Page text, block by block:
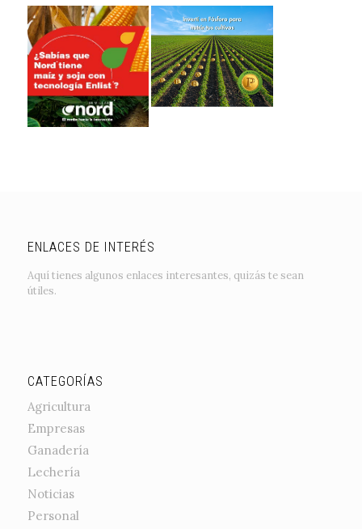
ENLACES DE INTERÉS
Aquí tienes algunos enlaces interesantes, quizás te sean
útiles.
CATEGORÍAS
Agricultura
Empresas
Ganadería
Lechería
Noticias
Personal